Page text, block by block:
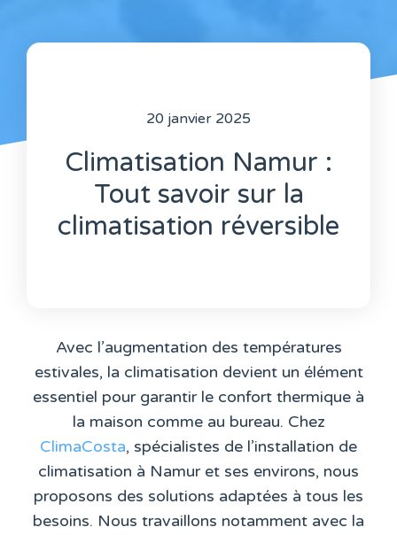
20 janvier 2025
Climatisation Namur :
Tout savoir sur la
climatisation réversible
Avec l’augmentation des températures
estivales, la climatisation devient un élément
essentiel pour garantir le confort thermique à
la maison comme au bureau. Chez
ClimaCosta, spécialistes de l’installation de
climatisation à Namur et ses environs, nous
proposons des solutions adaptées à tous les
besoins. Nous travaillons notamment avec la